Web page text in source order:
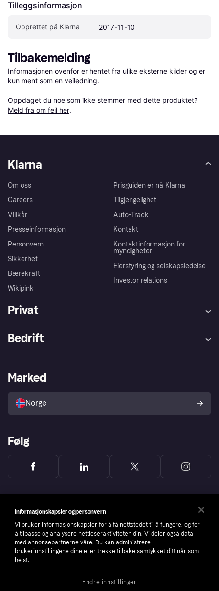
Tilleggsinformasjon
Opprettet på Klarna 2017-11-10
Tilbakemelding
Informasjonen ovenfor er hentet fra ulike eksterne kilder og er
kun ment som en veiledning.
Oppdaget du noe som ikke stemmer med dette produktet?
Meld fra om feil her.
Klarna
Om oss
Careers
Villkår
Presseinformasjon
Personvern
Sikkerhet
Bærekraft
Wikipink
Prisguiden er nå Klarna
Tilgjengelighet
Auto-Track
Kontakt
Kontaktinformasjon for
myndigheter
Eierstyring og selskapsledelse
Investor relations
Privat
Utforsk butikker
Bedrift
Merchant portal
Marked
Norge
Følg
Informasjonskapsler og personvern
Vi bruker informasjonskapsler for å få nettstedet til å fungere, og for
å tilpasse og analysere nettleseraktiviteten din. Vi deler også data
med annonsepartnerne våre. Du kan administrere
brukerinnstillingene dine eller trekke tilbake samtykket ditt når som
helst.
Endre innstillinger